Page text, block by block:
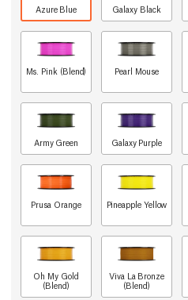
Azure Blue Galaxy Black
Ms. Pink (Blend) Pearl Mouse
Army Green Galaxy Purple
Prusa Orange Pineapple Yellow
Oh My Gold
(Blend)
Viva La Bronze
(Blend)